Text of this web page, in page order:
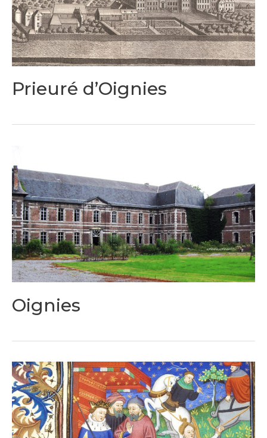
Prieuré d’Oignies
Oignies